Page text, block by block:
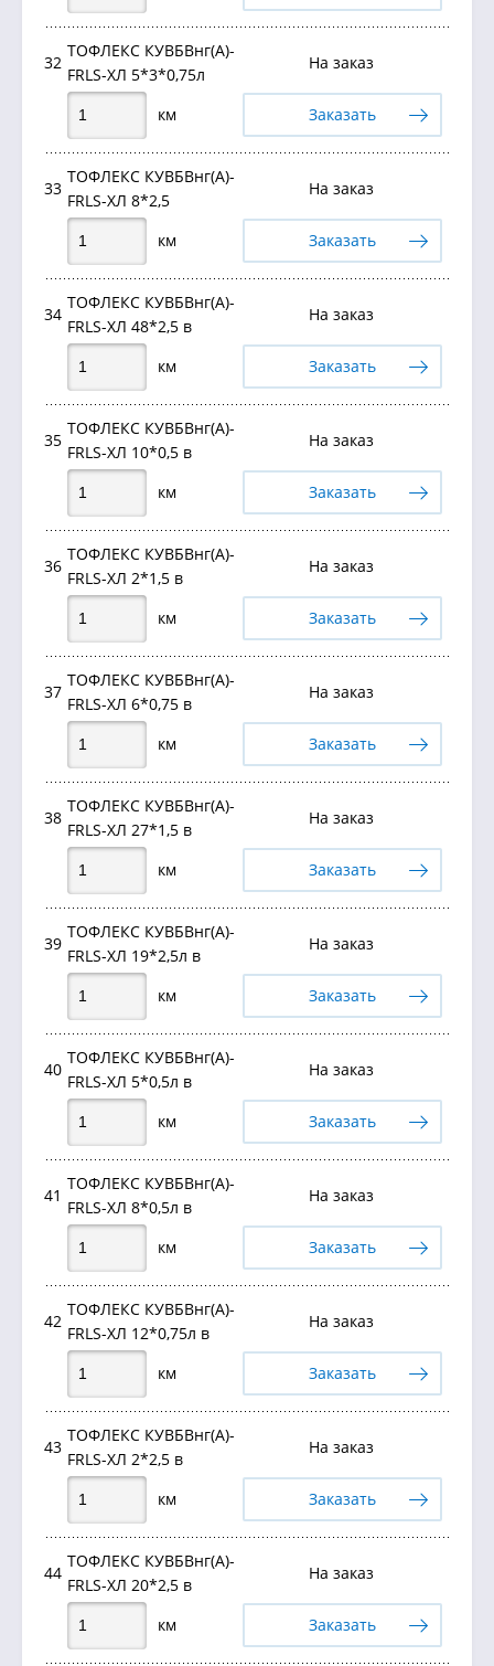
32
ТОФЛЕКС КУВБВнг(А)-
FRLS-ХЛ 5*3*0,75л
На заказ
км Заказать
33
ТОФЛЕКС КУВБВнг(А)-
FRLS-ХЛ 8*2,5
На заказ
км Заказать
34
ТОФЛЕКС КУВБВнг(А)-
FRLS-ХЛ 48*2,5 в
На заказ
км Заказать
35
ТОФЛЕКС КУВБВнг(А)-
FRLS-ХЛ 10*0,5 в
На заказ
км Заказать
36
ТОФЛЕКС КУВБВнг(А)-
FRLS-ХЛ 2*1,5 в
На заказ
км Заказать
37
ТОФЛЕКС КУВБВнг(А)-
FRLS-ХЛ 6*0,75 в
На заказ
км Заказать
38
ТОФЛЕКС КУВБВнг(А)-
FRLS-ХЛ 27*1,5 в
На заказ
км Заказать
39
ТОФЛЕКС КУВБВнг(А)-
FRLS-ХЛ 19*2,5л в
На заказ
км Заказать
40
ТОФЛЕКС КУВБВнг(А)-
FRLS-ХЛ 5*0,5л в
На заказ
км Заказать
41
ТОФЛЕКС КУВБВнг(А)-
FRLS-ХЛ 8*0,5л в
На заказ
км Заказать
42
ТОФЛЕКС КУВБВнг(А)-
FRLS-ХЛ 12*0,75л в
На заказ
км Заказать
43
ТОФЛЕКС КУВБВнг(А)-
FRLS-ХЛ 2*2,5 в
На заказ
км Заказать
44
ТОФЛЕКС КУВБВнг(А)-
FRLS-ХЛ 20*2,5 в
На заказ
км Заказать